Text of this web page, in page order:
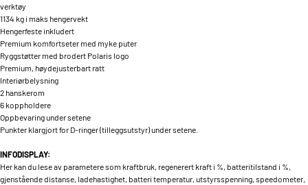
verktøy
1134 kg i maks hengervekt
Hengerfeste inkludert
Premium komfortseter med myke puter
Ryggstøtter med brodert Polaris logo
Premium, høydejusterbart ratt
Interiørbelysning
2 hanskerom
6 koppholdere
Oppbevaring under setene
Punkter klargjort for D-ringer (tilleggsutstyr) under setene.
INFODISPLAY:
Her kan du lese av parametere som kraftbruk, regenerert kraft i %, batteritilstand i %,
gjenstående distanse, ladehastighet, batteri temperatur, utstyrsspenning, speedometer,